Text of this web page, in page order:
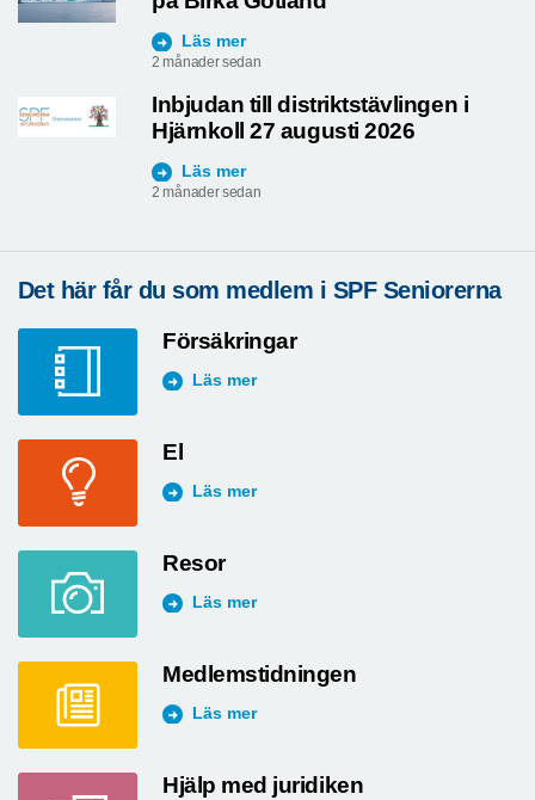
Läs mer
2 månader sedan
Inbjudan till distriktstävlingen i
Hjärnkoll 27 augusti 2026
Läs mer
2 månader sedan
Det här får du som medlem i SPF Seniorerna
Försäkringar
Läs mer
El
Läs mer
Resor
Läs mer
Medlemstidningen
Läs mer
Hjälp med juridiken